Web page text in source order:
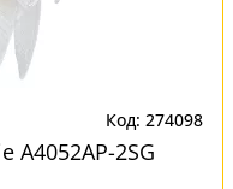
Код: 274098
A4052AP-2SG